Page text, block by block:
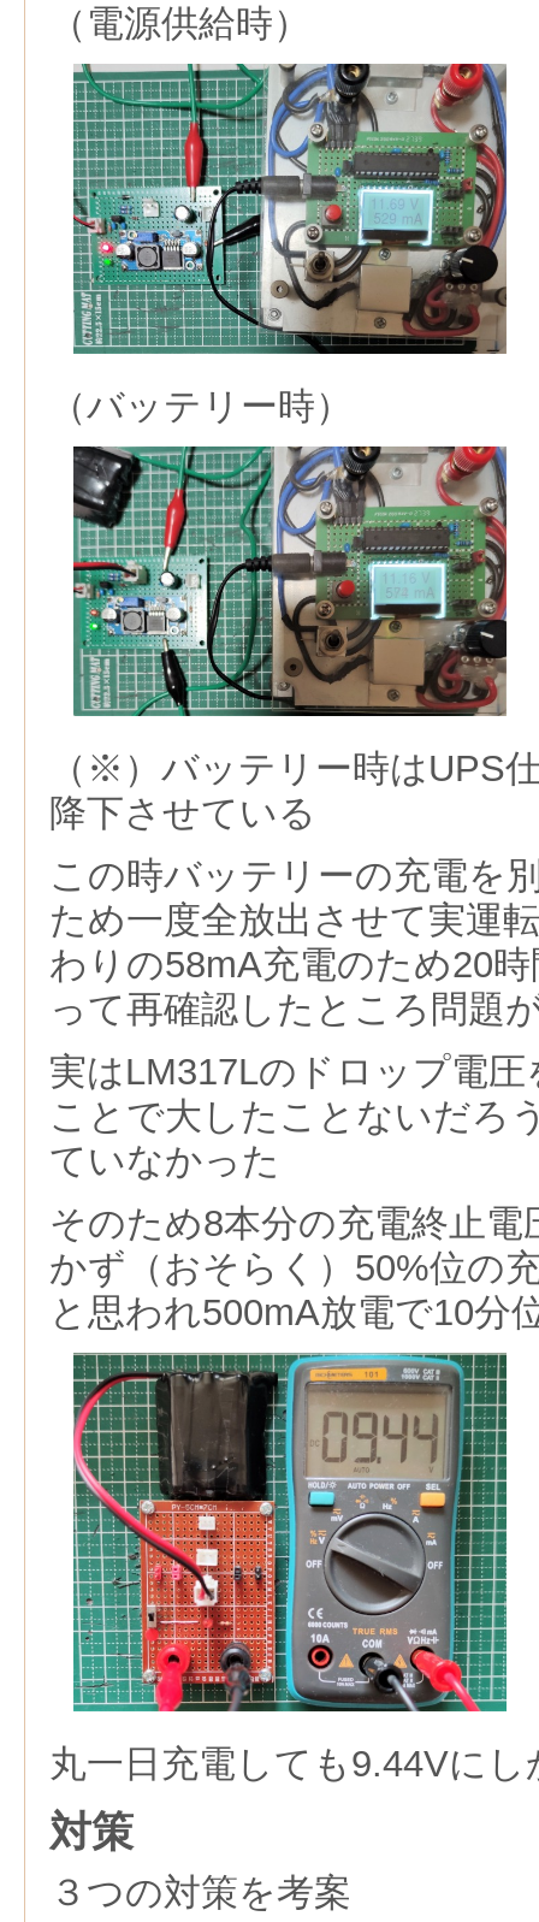
（電源供給時）
（バッテリー時）
（※）バッテリー時はUPS
降下させている
この時バッテリーの充電を
ため一度全放出させて実運
わりの58mA充電のため20
って再確認したところ問題
実はLM317Lのドロップ電
ことで大したことないだろ
ていなかった
そのため8本分の充電終止
かず（おそらく）50%位の
と思われ500mA放電で10分
丸一日充電しても9.44Vに
対策
３つの対策を考案